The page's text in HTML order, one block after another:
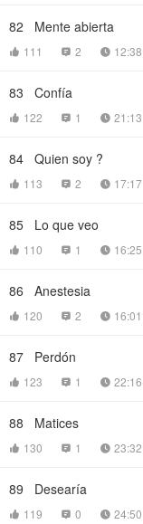
82 Mente abierta
 111  2  12:38
83 Confía
 122  1  21:13
84 Quien soy ?
 113  2  17:17
85 Lo que veo
 110  1  16:25
86 Anestesia
 120  2  16:01
87 Perdón
 123  1  22:16
88 Matices
 130  1  23:32
89 Desearía
 119  0  24:50